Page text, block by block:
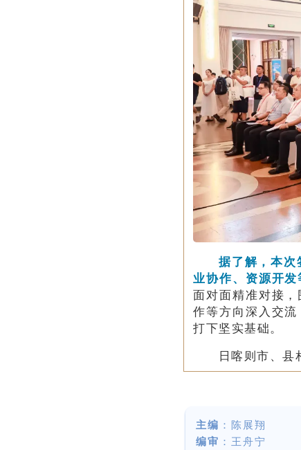
据了解，本
业协作、资源开发
面对面精准对接
作等方向深入交
打下坚实基础。
日喀则市、县
主编 ：陈展翔
编审 ：王舟宁